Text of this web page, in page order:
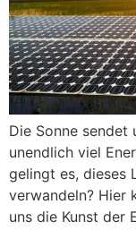
Die Sonne sendet
unendlich viel
gelingt es, dieses
verwandeln? Hier
uns die Kunst der